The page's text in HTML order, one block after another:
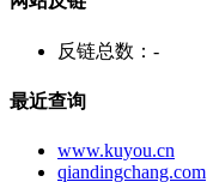
反链总数： -
最近查询
www.kuyou.cn
qiandingchang.com